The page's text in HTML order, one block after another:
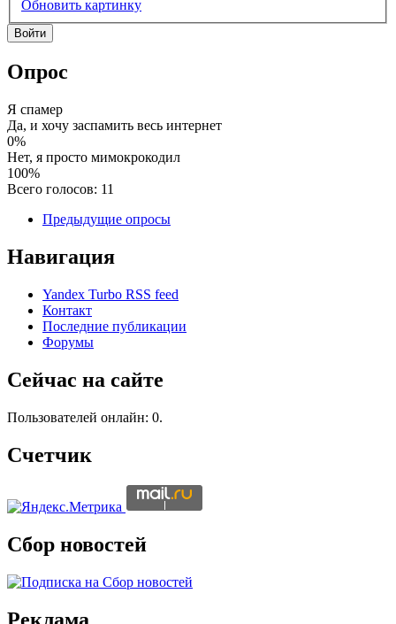
Обновить картинку
Опрос
Я спамер
Да, и хочу заспамить весь интернет
0%
Нет, я просто мимокрокодил
100%
Всего голосов: 11
Предыдущие опросы
Навигация
Yandex Turbo RSS feed
Контакт
Последние публикации
Форумы
Сейчас на сайте
Пользователей онлайн: 0.
Счетчик
Сбор новостей